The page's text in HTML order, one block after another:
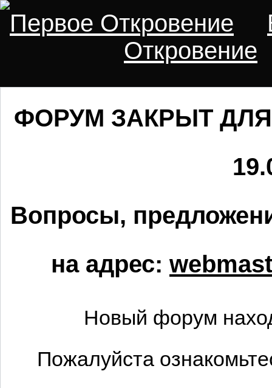
Первое Откровение
Откровение
ФОРУМ ЗАКРЫТ
Вопросы,
на адрес:
Новый форум
Пожалуйста